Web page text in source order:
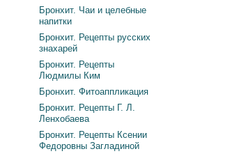
Бронхит. Чаи и целебные
напитки
Бронхит. Рецепты русских
знахарей
Бронхит. Рецепты
Людмилы Ким
Бронхит. Фитоаппликация
Бронхит. Рецепты Г. Л.
Ленхобаева
Бронхит. Рецепты Ксении
Федоровны Загладиной